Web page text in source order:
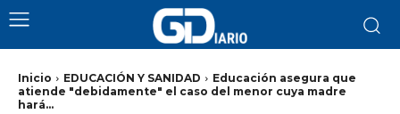
Inicio EDUCACIÓN Y SANIDAD
Educación asegura que
atiende "debidamente" el caso del menor cuya madre
hará...